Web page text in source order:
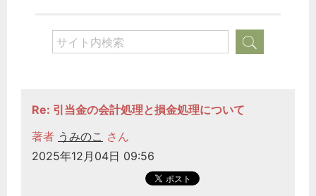
Re: 引当金の会計処理と損金処理について
著者 うみのこ さん
2025年12月04日 09:56
企業法務
経営の知恵
秘書のノウハウ